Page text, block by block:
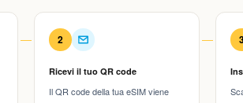
2
Ricevi il tuo QR code
Il QR code della tua eSIM viene